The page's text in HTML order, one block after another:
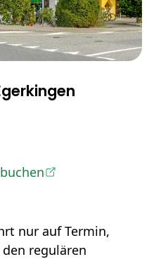
nur auf Termin,
regulären